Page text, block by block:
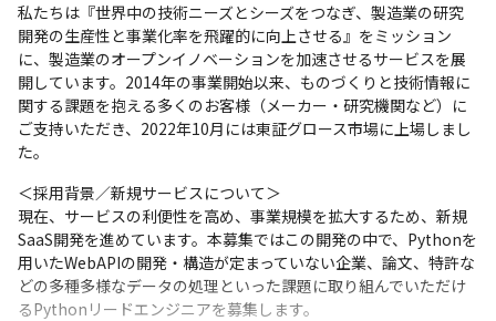
私たちは『世界中の技術ニーズとシーズをつなぎ、製造業の研究
開発の生産性と事業化率を飛躍的に向上させる』をミッション
に、製造業のオープンイノベーションを加速させるサービスを展
開しています。2014年の事業開始以来、ものづくりと技術情報に
関する課題を抱える多くのお客様（メーカー・研究機関など）に
ご支持いただき、2022年10月には東証グロース市場に上場しまし
た。
＜採用背景／新規サービスについて＞
現在、サービスの利便性を高め、事業規模を拡大するため、新規
SaaS開発を進めています。本募集ではこの開発の中で、Pythonを
用いたWebAPIの開発・構造が定まっていない企業、論文、特許な
どの多種多様なデータの処理といった課題に取り組んでいただけ
るPythonリードエンジニアを募集します。